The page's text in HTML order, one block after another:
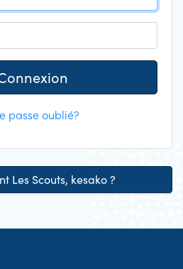
passe oublié?
Les Scouts, kesako ?